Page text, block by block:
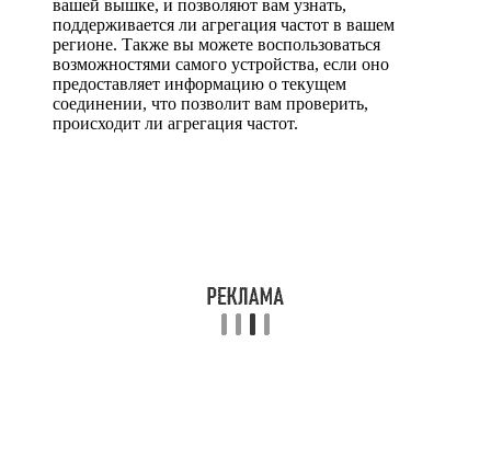
вашей вышке, и позволяют вам узнать,
поддерживается ли агрегация частот в вашем
регионе. Также вы можете воспользоваться
возможностями самого устройства, если оно
предоставляет информацию о текущем
соединении, что позволит вам проверить,
происходит ли агрегация частот.